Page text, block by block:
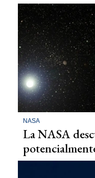
NASA
La NASA